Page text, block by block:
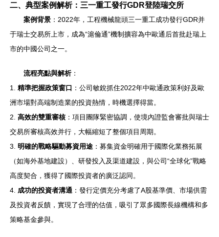
二、典型案例解析：三一重工發行GDR登陸瑞交所
案例背景 ：2022年，工程機械龍頭三一重工成功發行GDR并
于瑞士交易所上市，成為“滬倫通”機制擴容為中歐通后首批赴瑞上
市的中國公司之一。
流程亮點與解析：
1. 精準把握政策窗口 ：公司敏銳抓住2022年中歐通政策利好及歐
洲市場對高端制造業的投資熱情，時機選擇得當。
2. 高效的雙重審核 ：項目團隊緊密協調，使境內證監會審批與瑞士
交易所審核高效并行，大幅縮短了整個項目周期。
3. 明確的戰略驅動募資用途 ：募集資金明確用于國際化業務拓展
（如海外基地建設）、研發投入及渠道建設，與公司“全球化”戰略
高度契合，獲得了國際投資者的廣泛認同。
4. 成功的投資者溝通 ：發行定價充分考慮了A股基準價、市場供需
及投資者反饋，實現了合理的估值，吸引了眾多國際長線機構和多
策略基金參與。